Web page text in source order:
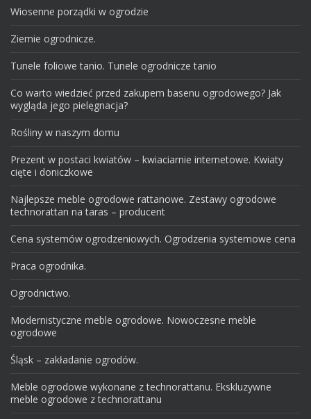
Wiosenne porządki w ogrodzie
Ziemie ogrodnicze.
Tunele foliowe tanio. Tunele ogrodnicze tanio
Co warto wiedzieć przed zakupem basenu ogrodowego? Jak
wygląda jego pielęgnacja?
Rośliny w naszym domu
Prezent w postaci kwiatów – kwiaciarnie internetowe. Kwiaty
cięte i doniczkowe
Najlepsze meble ogrodowe rattanowe. Zestawy ogrodowe
technorattan na taras – producent
Cena systemów ogrodzeniowych. Ogrodzenia systemowe cena
Praca ogrodnika.
Ogrodnictwo.
Modernistyczne meble ogrodowe. Nowoczesne meble
ogrodowe
Śląsk – zakładanie ogrodów.
Meble ogrodowe wykonane z technorattanu. Ekskluzywne
meble ogrodowe z technorattanu